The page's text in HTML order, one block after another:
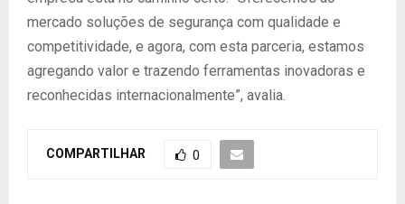
mercado soluções de segurança com qualidade e
competitividade, e agora, com esta parceria, estamos
agregando valor e trazendo ferramentas inovadoras e
reconhecidas internacionalmente”, avalia.
COMPARTILHAR 0